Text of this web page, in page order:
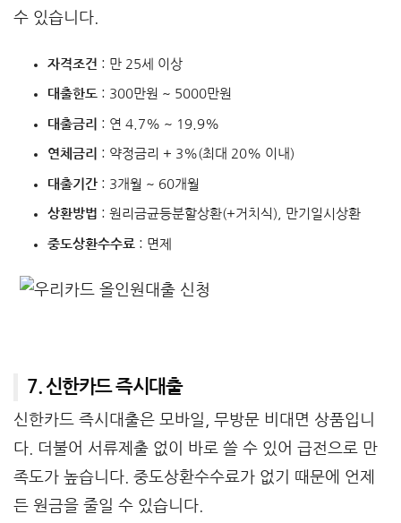
수 있습니다.
자격조건 : 만 25세 이상
대출한도: 300만원 ~ 5000만원
대출금리 : 연 4.7% ~ 19.9%
연체금리 : 약정금리 + 3%(최대 20% 이내)
대출기간: 3개월 ~ 60개월
상환방법 : 원리금균등분할상환(+거치식), 만기일시상환
중도상환수수료 : 면제
7. 신한카드 즉시대출
신한카드 즉시대출은 모바일, 무방문 비대면 상품입니
다. 더불어 서류제출 없이 바로 쓸 수 있어 급전으로 만
족도가 높습니다. 중도상환수수료가 없기 때문에 언제
든 원금을 줄일 수 있습니다.